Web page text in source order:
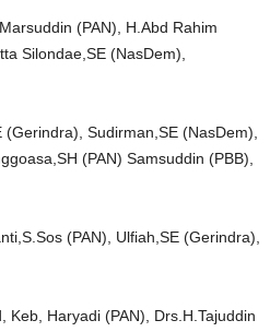
(PAN), H.Abd Rahim
Silondae,SE (NasDem),
Sudirman,SE (NasDem),
(PAN) Samsuddin (PBB),
(PAN), Ulfiah,SE (Gerindra),
Keb, Haryadi (PAN), Drs.H.Tajuddin